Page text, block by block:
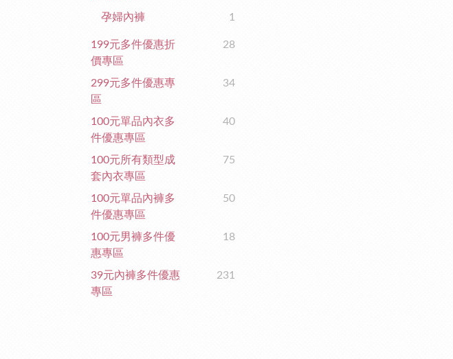
孕婦內褲 1
199元多件優惠折
價專區
28
299元多件優惠專
區
34
100元單品內衣多
件優惠專區
40
100元所有類型成
套內衣專區
75
100元單品內褲多
件優惠專區
50
100元男褲多件優
惠專區
18
39元內褲多件優惠
專區
231